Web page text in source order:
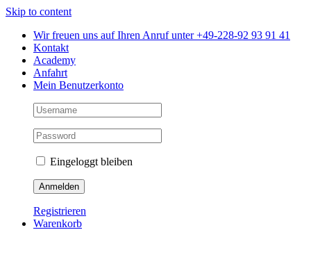
Skip to content
Wir freuen uns auf Ihren Anruf unter +49-228-92 93 91 41
Kontakt
Academy
Anfahrt
Mein Benutzerkonto
Eingeloggt bleiben
Registrieren
Warenkorb